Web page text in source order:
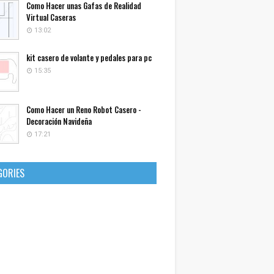
Como Hacer unas Gafas de Realidad
Virtual Caseras
13:02
kit casero de volante y pedales para pc
15:35
Como Hacer un Reno Robot Casero -
Decoración Navideña
17:21